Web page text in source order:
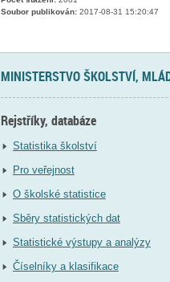
Soubor publikován:2017-08-31 15:20:47
MINISTERSTVO ŠKOLSTVÍ,
Rejstříky, databáze
Statistika školství
Pro veřejnost
O školské statistice
Sběry statistických dat
Statistické výstupy a analýzy
Číselníky a klasifikace